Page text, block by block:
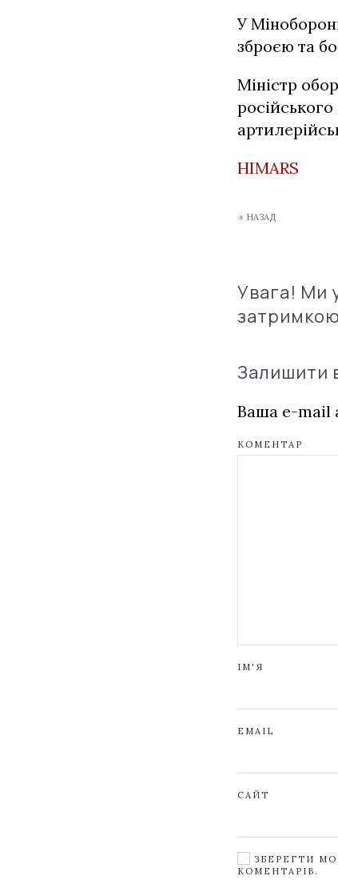
У
зброєю та
Міністр
HIMARS
« НАЗАД
Увага! Ми
затримкою
Залишити
Ваша e-mail
КОМЕНТАР
ІМ'Я
EMAIL
САЙТ
ЗБЕРЕГТИ
КОМЕНТАРІВ.